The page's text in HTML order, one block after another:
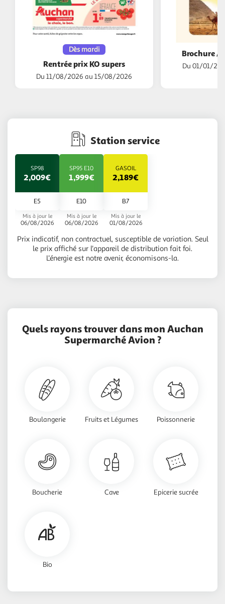
Dès mardi
Rentrée prix KO supers
Du 11/08/2026 au 15/08/2026
Brochure
Du 01/01/
Station service
SP98
2,009€
E5
Mis à jour le
06/08/2026
SP95 E10
1,999€
E10
Mis à jour le
06/08/2026
GASOIL
2,189€
B7
Mis à jour le
01/08/2026
Prix indicatif, non contractuel, susceptible de variation. Seul
le prix affiché sur l'appareil de distribution fait foi.
L'énergie est notre avenir, économisons-la.
Quels rayons trouver dans mon Auchan
Supermarché Avion ?
Boulangerie Fruits et Légumes Poissonnerie
Boucherie Cave Epicerie sucrée
Bio